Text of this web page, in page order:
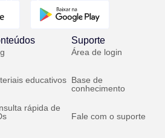
educativos
rápida de
Suporte
Área de login
Base de
conhecimento
Fale com o suporte